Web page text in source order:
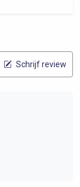
Schrijf review